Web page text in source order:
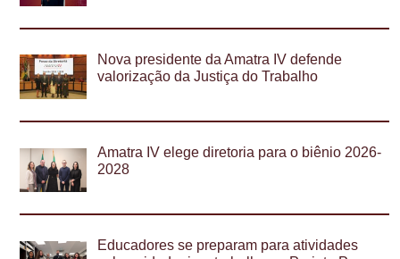
Nova presidente da Amatra IV defende
valorização da Justiça do Trabalho
Amatra IV elege diretoria para o biênio 2026-
2028
Educadores se preparam para atividades